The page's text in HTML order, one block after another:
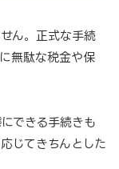
ん。正式な手続
無駄な税金や保
できる手続きも
じてきちんとした